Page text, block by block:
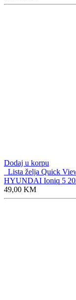
Dodaj u korpu
Lista želja Quick
HYUNDAI Ioniq 5
49,00 KM